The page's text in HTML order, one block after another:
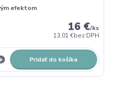
efektom
16 €/ks
13,01 €bez DPH
Pridať do košíka